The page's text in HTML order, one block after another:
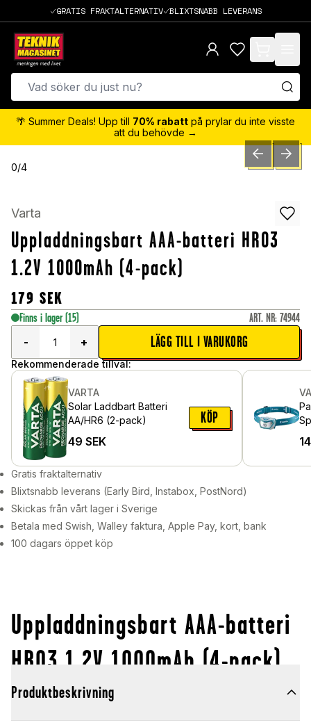
GRATIS FRAKTALTERNATIV BLIXTSNABB LEVERANS
items in cart,
🌴 Summer Deals! Upp till 70% rabatt på prylar du inte visste
att du behövde →
0/4 PREVIOUSNEXT
Varta
Uppladdningsbart AAA-batteri HR03
1.2V 1000mAh (4-pack)
179 SEK
Finns i lager (15) ART. NR: 74944
-
+ LÄGG TILL I VARUKORG
Rekommenderade tillval:
VARTA
Solar Laddbart Batteri
AA/HR6 (2-pack)
49 SEK
KÖP
Gratis fraktalternativ
Blixtsnabb leverans (Early Bird, Instabox, PostNord)
Skickas från vårt lager i Sverige
Betala med Swish, Walley faktura, Apple Pay, kort, bank
100 dagars öppet köp
Uppladdningsbart AAA-batteri
HR03 1.2V 1000mAh (4-pack)
Produktbeskrivning